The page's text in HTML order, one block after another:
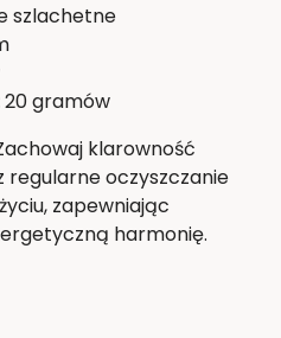
szlachetne
20 gramów
klarowność
oczyszczanie
zapewniając
harmonię.